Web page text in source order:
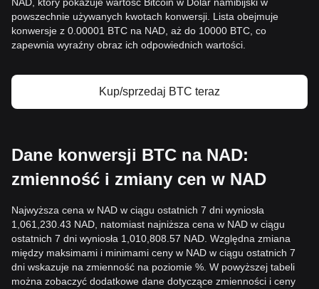
powszechnie używanych kwotach konwersji. Lista obejmuje
konwersje z 0.00001 BTC na NAD, aż do 10000 BTC, co
zapewnia wyraźny obraz ich odpowiednich wartości.
Kup/sprzedaj BTC teraz
Dane konwersji BTC na NAD:
zmienność i zmiany cen w NAD
Najwyższa cena w NAD w ciągu ostatnich 7 dni wyniosła
1,061,230.43 NAD, natomiast najniższa cena w NAD w ciągu
ostatnich 7 dni wyniosła 1,010,808.57 NAD. Względna zmiana
między maksimami i minimami ceny w NAD w ciągu ostatnich 7
dni wskazuje na zmienność na poziomie %. W powyższej tabeli
można zobaczyć dodatkowe dane dotyczące zmienności i ceny